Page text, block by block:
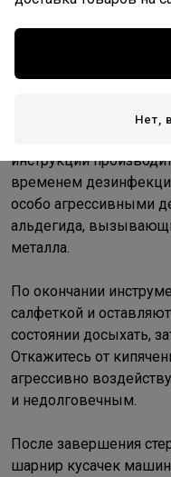
использовать
окончанию работы,
проточной воды,
дезинфицирующим
инструкции
временем
особо агрессивными
альдегида,
металла.
По окончании
салфеткой и
состоянии досыхать,
Откажитесь от
агрессивно
и недолговечным.
После завершения
шарнир кусачек
Нет,